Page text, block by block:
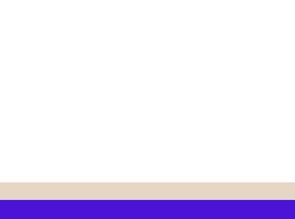
make suggestions, request a customization or a new product. Any